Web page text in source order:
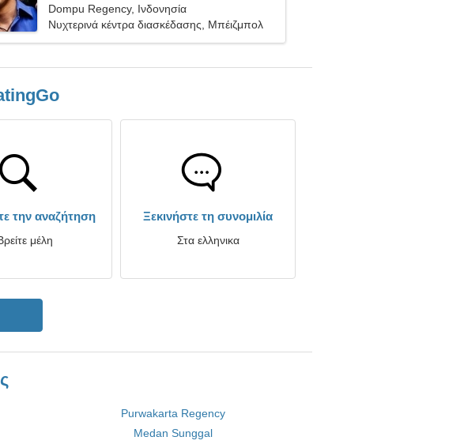
Dompu Regency, Ινδονησία
Νυχτερινά κέντρα διασκέδασης, Μπέιζμπολ
την αναζήτηση
μέλη
Ξεκινήστε τη συνομιλία
Στα ελληνικα
Purwakarta Regency
Medan Sunggal